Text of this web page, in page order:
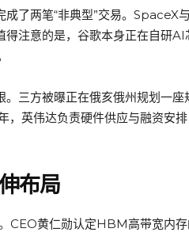
了两笔“非典型”交易。SpaceX
注意的是，谷歌本身正在自研
三方被曝正在俄亥俄州规划一
英伟达负责硬件供应与融资安
布局
CEO黄仁勋认定HBM高带宽内